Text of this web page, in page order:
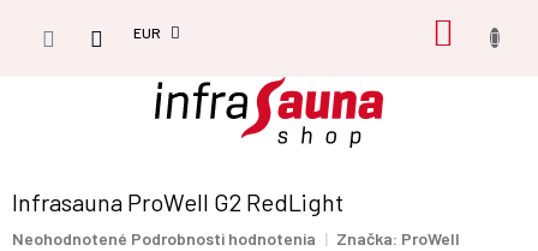
EUR
Infrasauna ProWell G2 RedLight
Priemerné
Neohodnotené Podrobnosti hodnotenia Značka: ProWell